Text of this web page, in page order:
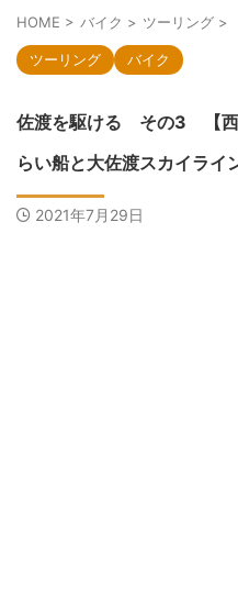
HOME > バイク > ツーリング >
ツーリング バイク
佐渡を駆ける その3 【西
らい船と大佐渡スカイライ
2021年7月29日